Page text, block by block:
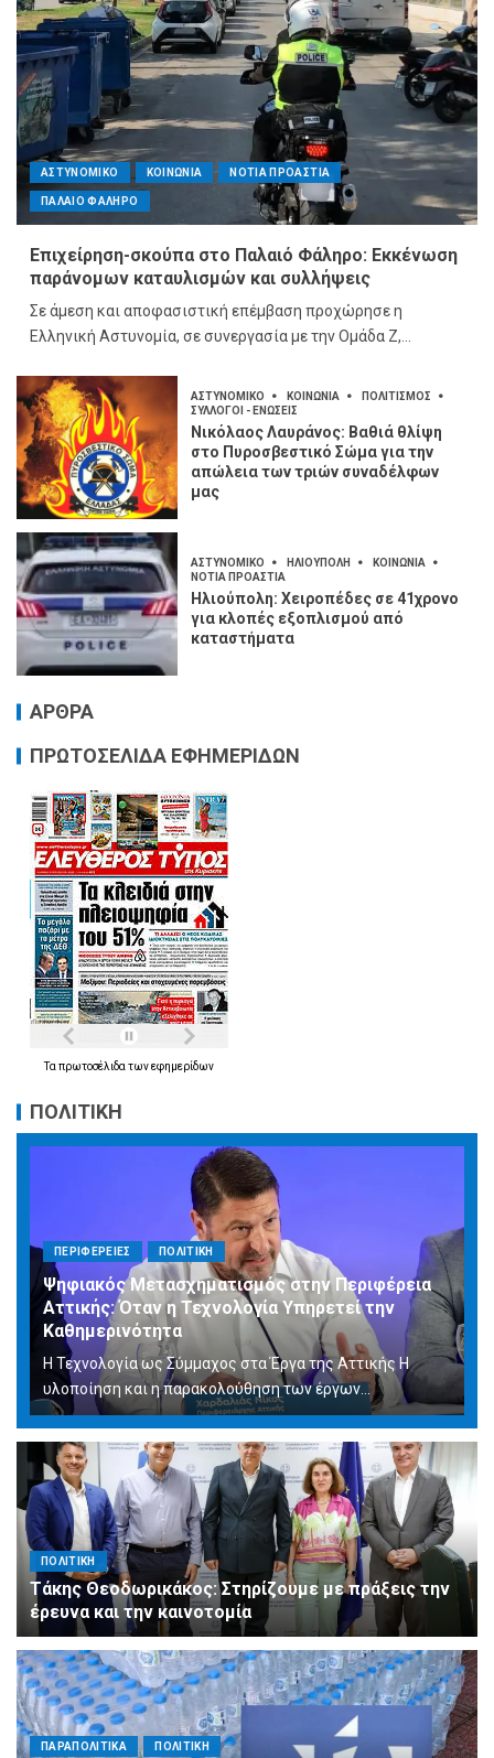
ΑΣΤΥΝΟΜΙΚΟ ΚΟΙΝΩΝΙΑ ΝΟΤΙΑ ΠΡΟΑΣΤΙΑ
ΠΑΛΑΙΟ ΦΑΛΗΡΟ
Επιχείρηση-σκούπα στο Παλαιό Φάληρο: Εκκένωση
παράνομων καταυλισμών και συλλήψεις
Σε άμεση και αποφασιστική επέμβαση προχώρησε η
Ελληνική Αστυνομία, σε συνεργασία με την Ομάδα Ζ,...
ΑΣΤΥΝΟΜΙΚΟ ΚΟΙΝΩΝΙΑ
ΠΟΛΙΤΙΣΜΟΣ
ΣΥΛΛΟΓΟΙ - ΕΝΩΣΕΙΣ
Νικόλαος Λαυράνος: Βαθιά θλίψη
στο Πυροσβεστικό Σώμα για την
απώλεια των τριών συναδέλφων
μας
ΑΣΤΥΝΟΜΙΚΟ ΗΛΙΟΥΠΟΛΗ
ΚΟΙΝΩΝΙΑ
ΝΟΤΙΑ ΠΡΟΑΣΤΙΑ
Ηλιούπολη: Χειροπέδες σε 41χρονο
για κλοπές εξοπλισμού από
καταστήματα
ΑΡΘΡΑ
ΠΡΩΤΟΣΕΛΙΔΑ ΕΦΗΜΕΡΙΔΩΝ
Τα πρωτοσέλιδα τωνεφημερίδων
ΠΟΛΙΤΙΚΗ
ΠΕΡΙΦΕΡΕΙΕΣ ΠΟΛΙΤΙΚΗ
Ψηφιακός Μετασχηματισμός στην Περιφέρεια
Αττικής: Όταν η Τεχνολογία Υπηρετεί την
Καθημερινότητα
Η Τεχνολογία ως Σύμμαχος στα Έργα της Αττικής Η
υλοποίηση και η παρακολούθηση των έργων...
ΠΟΛΙΤΙΚΗ
Τάκης Θεοδωρικάκος: Στηρίζουμε με πράξεις την
έρευνα και την καινοτομία
ΠΑΡΑΠΟΛΙΤΙΚΑ ΠΟΛΙΤΙΚΗ